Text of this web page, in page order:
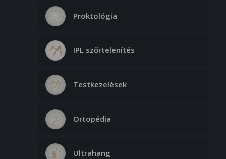
Proktológia
IPL szőrtelenítés
Testkezelések
Ortopédia
Ultrahang